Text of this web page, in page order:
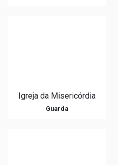
Igreja da Misericórdia
Guarda